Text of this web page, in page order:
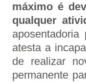
máximo é
qualquer
atesta a
de realizar
permanente